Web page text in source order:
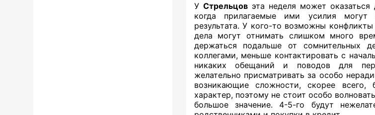
У Стрельцовэта неделя может оказаться
когда прилагаемые ими усилия могут
результата. У кого-то возможны
дела могут отнимать слишком много
держаться подальше от сомнительных
коллегами, меньше контактировать с
никаких обещаний и поводов для
желательно присматривать за особо
возникающие сложности, скорее всего,
характер, поэтому не стоит особо
большое значение. 4-5-го будут